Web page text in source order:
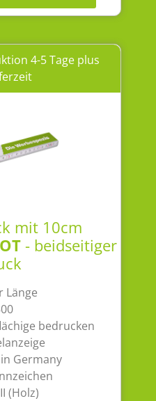
4-5 Tage plus
mit 10cm
- beidseitiger
Länge
bedrucken
Germany
(Holz)